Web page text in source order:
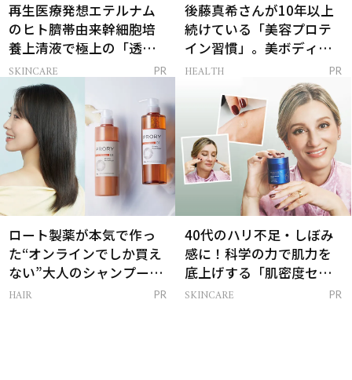
再生医療発想エテルナム
のヒト臍帯由来幹細胞培
養上清液で極上の「透明
感ハリ肌」へ
SKINCARE PR
後藤真希さんが10年以上
続けている「美容プロテ
イン習慣」。美ボディを
支える朝ルーティンと
HEALTH PR
ロート製薬が本気で作っ
た“オンラインでしか買え
ない”大人のシャンプー＆
トリートメントって？
HAIR PR
40代のハリ不足・しぼみ
感に！科学の力で肌力を
底上げする「肌密度セラ
ム」
SKINCARE PR